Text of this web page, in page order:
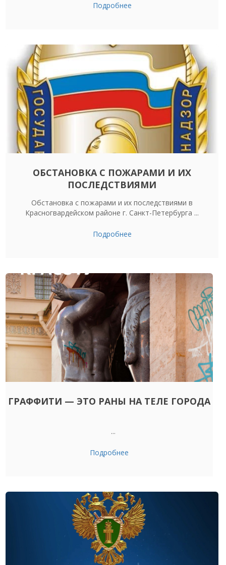
Подробнее
ОБСТАНОВКА С ПОЖАРАМИ И ИХ
ПОСЛЕДСТВИЯМИ
Обстановка с пожарами и их последствиями в
Красногвардейском районе г. Санкт-Петербурга ...
Подробнее
ГРАФФИТИ — ЭТО РАНЫ НА ТЕЛЕ ГОРОДА
...
Подробнее